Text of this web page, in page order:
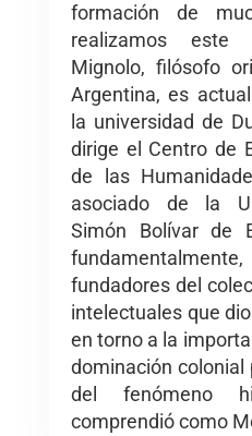
formación de
realizamos este
Mignolo, filósofo
Argentina, es
la universidad de
dirige el Centro de
de las
asociado de la
Simón Bolívar de
fundadores del
intelectuales que
en torno a la
dominación
del fenómeno
comprendió como